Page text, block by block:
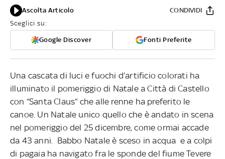
Ascolta Articolo
Sceglici su:
Google Discover Fonti Preferite
CONDIVIDI
Una cascata di luci e fuochi d’artificio colorati ha
illuminato il pomeriggio di Natale a Città di Castello
con “Santa Claus” che alle renne ha preferito le
canoe. Un Natale unico quello che è andato in scena
nel pomeriggio del 25 dicembre, come ormai accade
da 43 anni. Babbo Natale è sceso in acqua e a colpi
di pagaia ha navigato fra le sponde del fiume Tevere